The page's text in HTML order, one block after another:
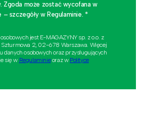
Zgoda może zostać wycofana w
– szczegóły w Regulaminie. *
jest E-MAGAZYNY sp. z o.o. z
Szturmowa 2, 02-678 Warszawa. Więcej
danych osobowych oraz przysługujących
się w Regulaminieoraz w Polityce